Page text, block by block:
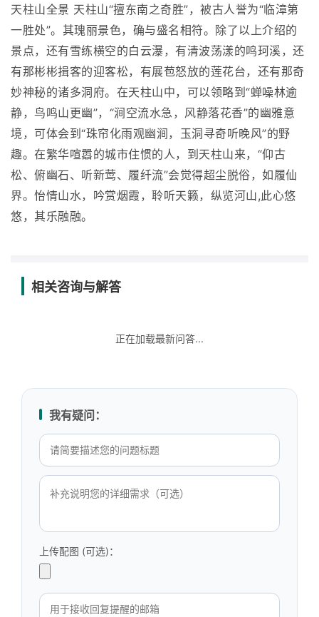
天柱山全景 天柱山“擅东南之奇胜”，被古人誉为“临漳第
一胜处”。其瑰丽景色，确与盛名相符。除了以上介绍的
景点，还有雪练横空的白云瀑，有清波荡漾的鸣珂溪，还
有那彬彬揖客的迎客松，有展苞怒放的莲花台，还有那奇
妙神秘的诸多洞府。在天柱山中，可以领略到“蝉噪林逾
静，鸟鸣山更幽”，“涧空流水急，风静落花香”的幽雅意
境，可体会到“珠帘化雨观幽涧，玉洞寻奇听晚风”的野
趣。在繁华喧嚣的城市住惯的人，到天柱山来，“仰古
松、俯幽石、听新莺、履纤流”会觉得超尘脱俗，如履仙
界。怡情山水，吟赏烟霞，聆听天籁，纵览河山,此心悠
悠，其乐融融。
相关咨询与解答
正在加载最新问答...
我有疑问：
上传配图 (可选)：